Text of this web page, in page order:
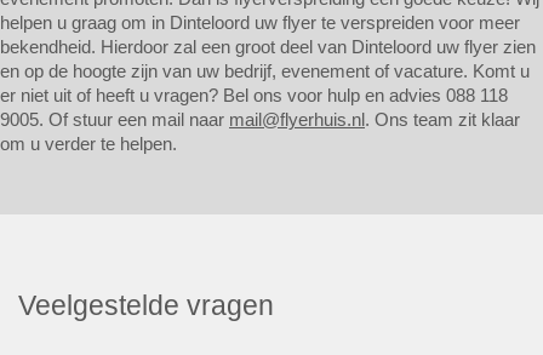
helpen u graag om in Dinteloord uw flyer te verspreiden voor meer
bekendheid. Hierdoor zal een groot deel van Dinteloord uw flyer zien
en op de hoogte zijn van uw bedrijf, evenement of vacature. Komt u
er niet uit of heeft u vragen? Bel ons voor hulp en advies 088 118
9005. Of stuur een mail naar mail@flyerhuis.nl. Ons team zit klaar
om u verder te helpen.
Veelgestelde vragen